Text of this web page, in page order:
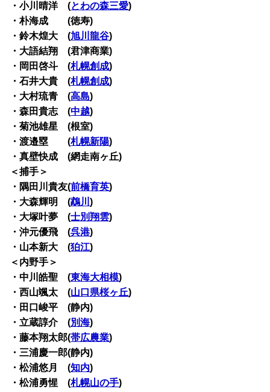
・小川晴洋 (とわの森三愛)
・朴海成 (徳寿)
・鈴木煌大 (旭川龍谷)
・大語結翔 (君津商業)
・岡田啓斗 (札幌創成)
・石井大貴 (札幌創成)
・大村琉青 (高島)
・森田貴志 (中越)
・菊池雄星 (根室)
・渡邉塁 (札幌新陽)
・真壁快成 (網走南ヶ丘)
＜捕手＞
・隅田川貴友(前橋育英)
・大森輝明 (鵡川)
・大塚叶夢 (士別翔雲)
・沖元優飛 (呉港)
・山本新大 (狛江)
＜内野手＞
・中川皓聖 (東海大相模)
・西山颯太 (山口県桜ヶ丘)
・田口峻平 (静内)
・立蔵諄介 (別海)
・藤本翔太郎(帯広農業)
・三浦慶一郎(静内)
・松浦悠月 (知内)
・松浦勇惺 (札幌山の手)